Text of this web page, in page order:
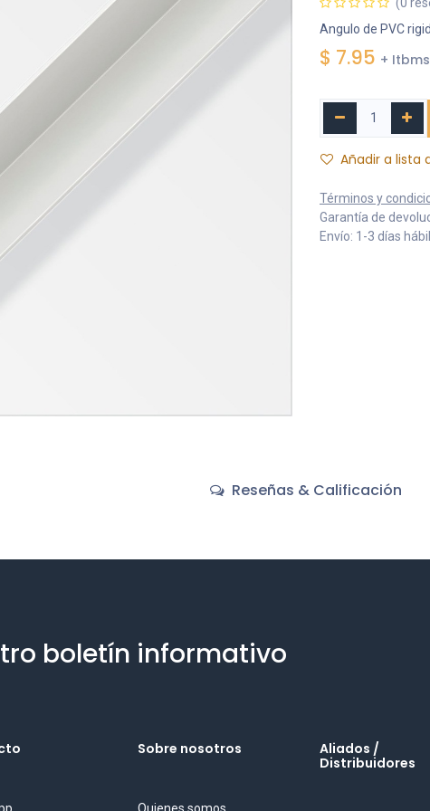
Angulo de PVC
$ 7.95 + Itbms
Añadir a lista
Términos y
Garantía de
Envío: 1-3 días
Reseñas & Calificación
boletín informativo
Sobre nosotros
Aliados /
Distribuidores